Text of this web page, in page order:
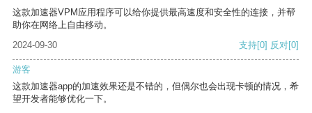
这款加速器VPM应用程序可以给你提供最高速度和安全性的连接，并帮
助你在网络上自由移动。
2024-09-30
支持[0] 反对[0]
游客
这款加速器app的加速效果还是不错的，但偶尔也会出现卡顿的情况，希
望开发者能够优化一下。